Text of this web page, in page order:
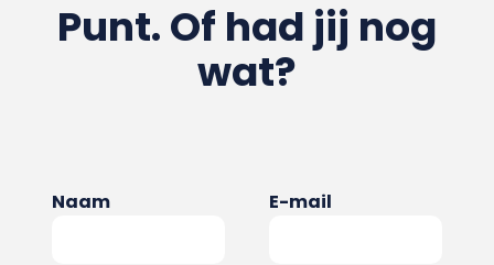
Punt. Of had jij nog
wat?
Naam E-mail